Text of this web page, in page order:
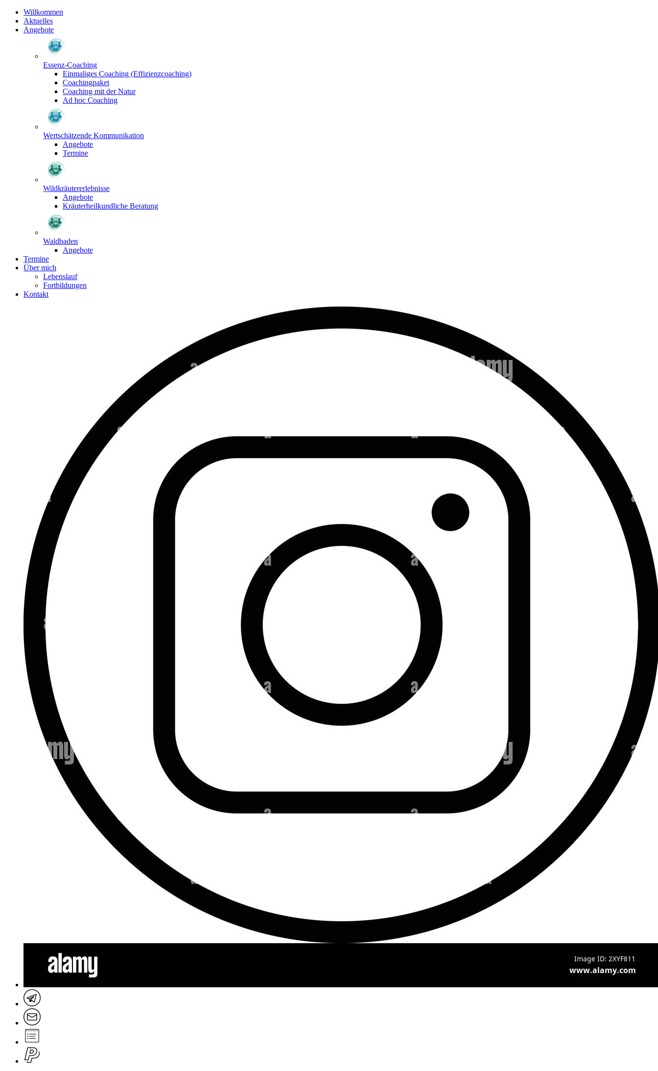
Willkommen
Aktuelles
Angebote
Essenz-Coaching
Einmaliges Coaching (Effizienzcoaching)
Coachingpaket
Coaching mit der Natur
Ad hoc Coaching
Wertschätzende Kommunikation
Angebote
Termine
Wildkräutererlebnisse
Angebote
Kräuterheilkundliche Beratung
Waldbaden
Angebote
Termine
Über mich
Lebenslauf
Fortbildungen
Kontakt